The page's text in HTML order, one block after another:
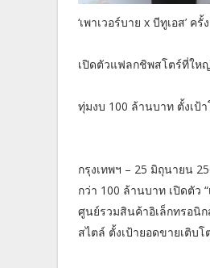
‘เพาเวอร์บาย x บีทูเอส’
เปิดตัวแฟลกชิพสโตร์ที่ให
ทุ่มงบ 100 ล้านบาท ตั้งเป้า
กรุงเทพฯ – 25 มิถุนายน
กว่า 100 ล้านบาท เปิดตัว
ศูนย์รวมสินค้าอิเล็กทรอนิ
สไตล์ ตั้งเป้ายอดขายเติบโ